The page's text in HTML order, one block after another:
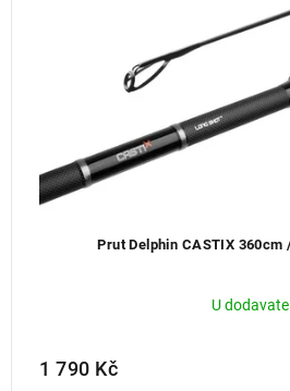
Prut Delphin CASTIX
U
1 790 Kč